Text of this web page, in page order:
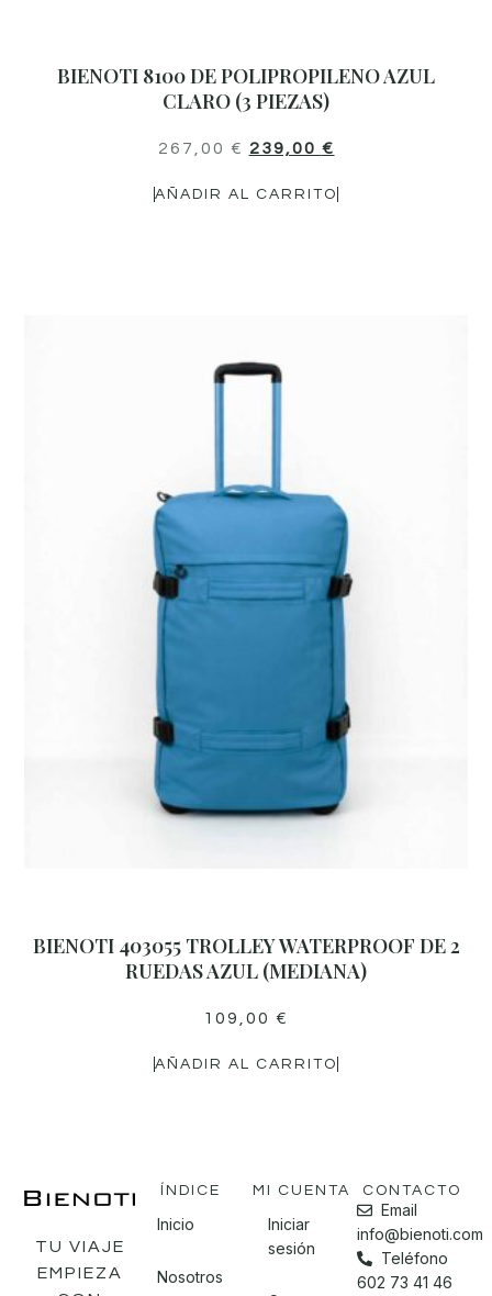
BIENOTI 8100 DE POLIPROPILENO AZUL
CLARO (3 PIEZAS)
267,00 € 239,00 €
AÑADIR AL CARRITO
BIENOTI 403055 TROLLEY WATERPROOF DE 2
RUEDAS AZUL (MEDIANA)
109,00 €
AÑADIR AL CARRITO
TU VIAJE
EMPIEZA
ÍNDICE
Inicio
Nosotros
MI CUENTA
Iniciar
sesión
CONTACTO
Email
info@bienoti.com
Teléfono
602 73 41 46